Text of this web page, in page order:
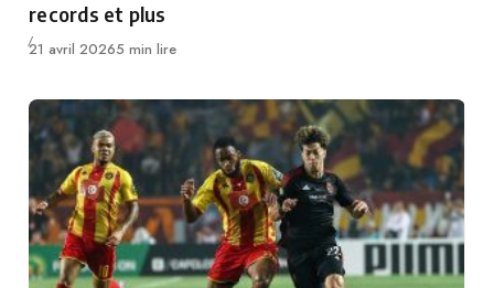
records et plus
Publié
21 avril 20265 min lire